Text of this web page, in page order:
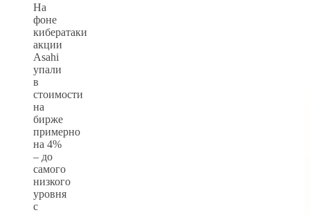
На
фоне
кибератаки
акции
Asahi
упали
в
стоимости
на
бирже
примерно
на 4%
– до
самого
низкого
уровня
с